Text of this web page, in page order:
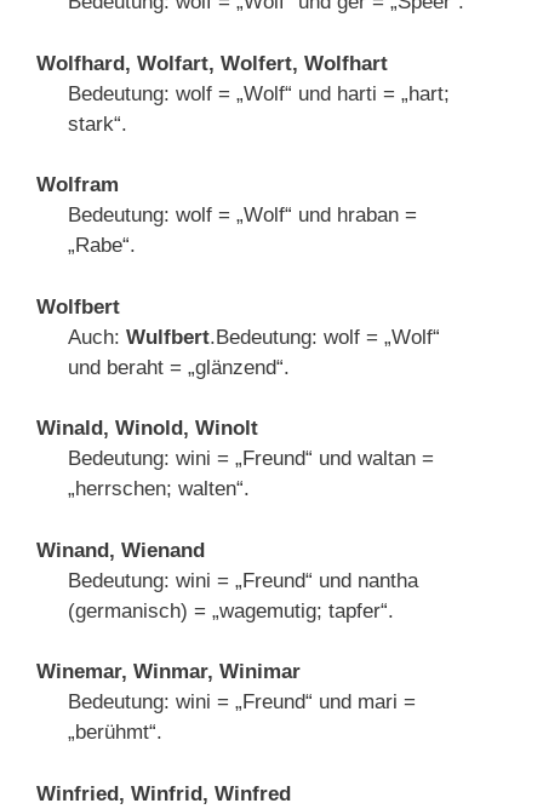
Wolfhard, Wolfart, Wolfert, Wolfhart
Bedeutung: wolf = „Wolf“ und harti = „hart;
stark“.
Wolfram
Bedeutung: wolf = „Wolf“ und hraban =
„Rabe“.
Wolfbert
Auch: Wulfbert.Bedeutung: wolf = „Wolf“
und beraht = „glänzend“.
Winald, Winold, Winolt
Bedeutung: wini = „Freund“ und waltan =
„herrschen; walten“.
Winand, Wienand
Bedeutung: wini = „Freund“ und nantha
(germanisch) = „wagemutig; tapfer“.
Winemar, Winmar, Winimar
Bedeutung: wini = „Freund“ und mari =
„berühmt“.
Winfried, Winfrid, Winfred